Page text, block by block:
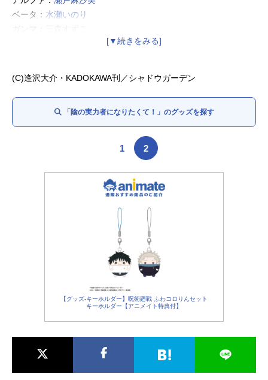
ベータ： 水瀬いのり
ガンマ：
ファイルーズあい
ゼータ： 朝井彩加
クレア・カゲノー：日高里菜
ローズ・オリアナ：白石晴香
シェリー・バーネット：会沢紗弥
(C)逢沢大介・KADOKAWA刊／シャドウガーデン
「陰の実力者になりたくて！」のグッズを探す
1 2
【グッズ-キーホルダー】呪術廻戦 ふわコロりんセット
キーホルダー【アニメイト特典付】